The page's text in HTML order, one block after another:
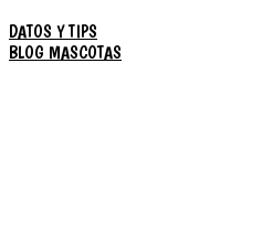
DATOS Y TIPS
BLOG MASCOTAS